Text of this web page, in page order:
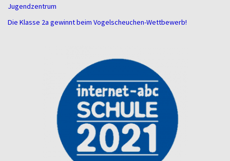
Jugendzentrum
Die Klasse 2a gewinnt beim Vogelscheuchen-Wettbewerb!